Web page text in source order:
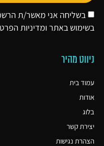
בשליחה אני מאשר/ת
בשימוש באתר ומדיניות
ניווט מהיר
עמוד בית
אודות
בלוג
יצירת קשר
הצהרת נגישות